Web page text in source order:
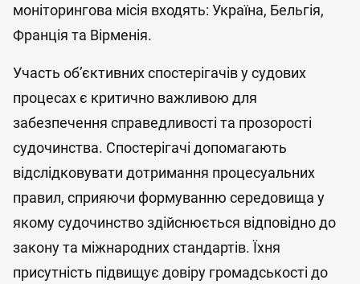
моніторингова місія входять: Україна, Бельгія,
Франція та Вірменія.
Участь об’єктивних спостерігачів у судових
процесах є критично важливою для
забезпечення справедливості та прозорості
судочинства. Спостерігачі допомагають
відслідковувати дотримання процесуальних
правил, сприяючи формуванню середовища у
якому судочинство здійснюється відповідно до
закону та міжнародних стандартів. Їхня
присутність підвищує довіру громадськості до